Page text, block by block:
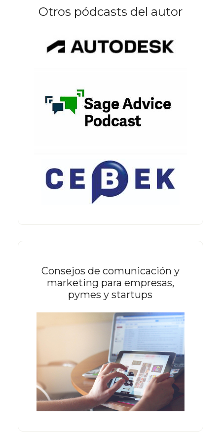
Otros pódcasts del autor
Consejos de comunicación y
marketing para empresas,
pymes y startups